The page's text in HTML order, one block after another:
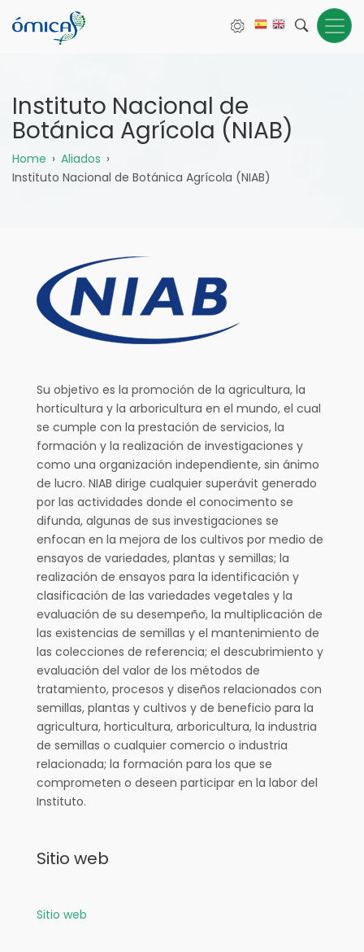
Instituto Nacional de
Botánica Agrícola (NIAB)
Sobrescribir
ayuda
navegación
Home
Aliados
Instituto Nacional de Botánica Agrícola (NIAB)
Su objetivo es la promoción de la agricultura, la
horticultura y la arboricultura en el mundo, el cual
se cumple con la prestación de servicios, la
formación y la realización de investigaciones y
como una organización independiente, sin ánimo
de lucro. NIAB dirige cualquier superávit generado
por las actividades donde el conocimento se
difunda, algunas de sus investigaciones se
enfocan en la mejora de los cultivos por medio de
ensayos de variedades, plantas y semillas; la
realización de ensayos para la identificación y
clasificación de las variedades vegetales y la
evaluación de su desempeño, la multiplicación de
las existencias de semillas y el mantenimiento de
las colecciones de referencia; el descubrimiento y
evaluación del valor de los métodos de
tratamiento, procesos y diseños relacionados con
semillas, plantas y cultivos y de beneficio para la
agricultura, horticultura, arboricultura, la industria
de semillas o cualquier comercio o industria
relacionada; la formación para los que se
comprometen o deseen participar en la labor del
Instituto.
Sitio web
Sitio web